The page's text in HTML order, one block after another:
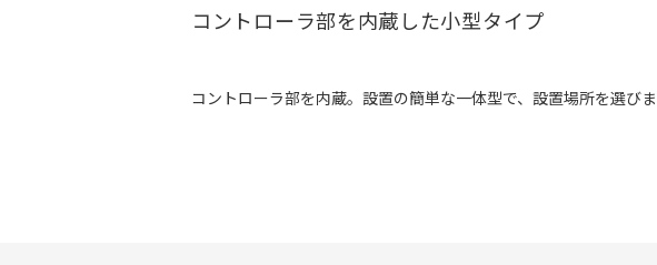
コントローラ部を内蔵した小型タイプ
コントローラ部を内蔵。設置の簡単な一体型で、設置場所を選びま